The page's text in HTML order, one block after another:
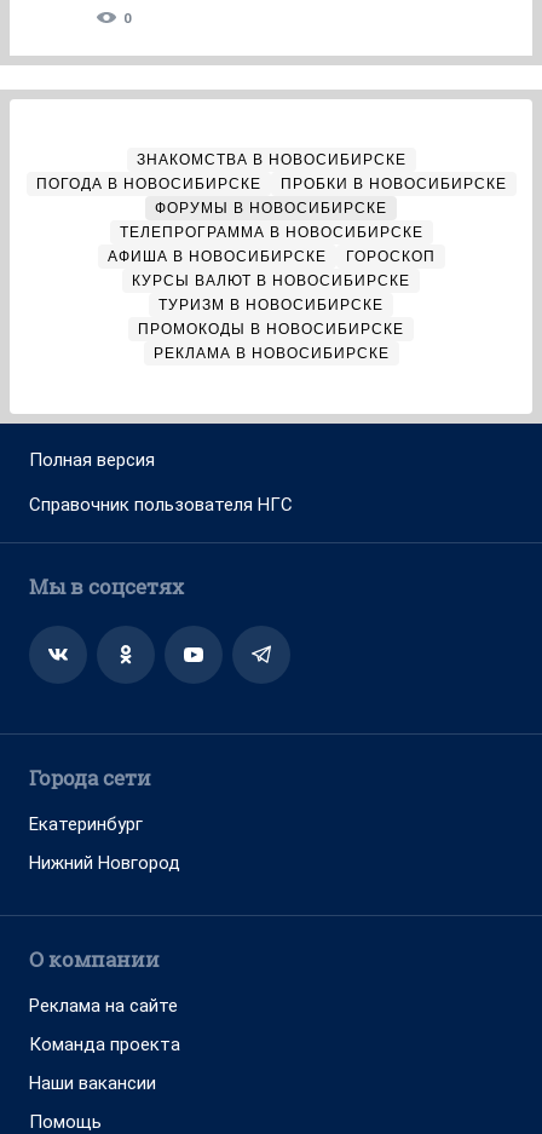
0
ЗНАКОМСТВА В НОВОСИБИРСКЕ
ПОГОДА В НОВОСИБИРСКЕ
ПРОБКИ В НОВОСИБИРСКЕ
ФОРУМЫ В НОВОСИБИРСКЕ
ТЕЛЕПРОГРАММА В НОВОСИБИРСКЕ
АФИША В НОВОСИБИРСКЕ
ГОРОСКОП
КУРСЫ ВАЛЮТ В НОВОСИБИРСКЕ
ТУРИЗМ В НОВОСИБИРСКЕ
ПРОМОКОДЫ В НОВОСИБИРСКЕ
РЕКЛАМА В НОВОСИБИРСКЕ
Полная версия
Справочник пользователя НГС
Мы в соцсетях
Города сети
Екатеринбург
Нижний Новгород
О компании
Реклама на сайте
Команда проекта
Наши вакансии
Помощь